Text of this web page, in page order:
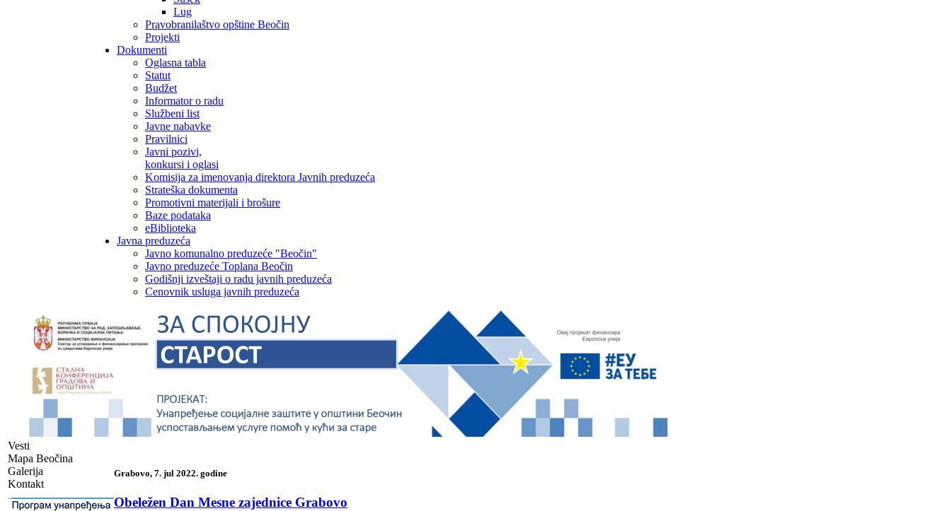
Lug
Pravobranilaštvo opštine Beočin
Projekti
Dokumenti
Oglasna tabla
Statut
Budžet
Informator o radu
Službeni list
Javne nabavke
Pravilnici
Javni pozivi,
konkursi i oglasi
Komisija za imenovanja direktora Javnih preduzeća
Strateška dokumenta
Promotivni materijali i brošure
Baze podataka
eBiblioteka
Javna preduzeća
Javno komunalno preduzeće "Beočin"
Javno preduzeće Toplana Beočin
Godišnji izveštaji o radu javnih preduzeća
Cenovnik usluga javnih preduzeća
Vesti
Mapa Beočina
Galerija
Kontakt
-
Grabovo, 7. jul 2022. godine
Obeležen Dan Mesne zajednice Grabovo